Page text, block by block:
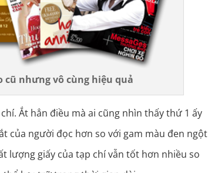
cũ nhưng vô cùng hiệu quả
Ắt hẳn điều mà ai cũng nhìn thấy thứ 1 ấy
của người đọc hơn so với gam màu đen ngột
lượng giấy của tạp chí vẫn tốt hơn nhiều so